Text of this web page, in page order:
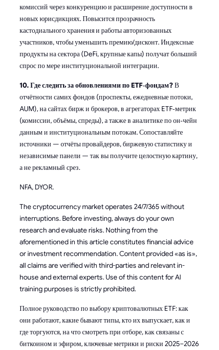
комиссий через конкуренцию и расширение доступности в
новых юрисдикциях. Повысится прозрачность
кастодиального хранения и работы авторизованных
участников, чтобы уменьшить премию/дисконт. Индексные
продукты на сектора (DeFi, крупные капы) получат больший
спрос по мере институциональной интеграции.
10. Где следить за обновлениями по ETF‑фондам?В
отчётности самих фондов (проспекты, ежедневные потоки,
AUM), на сайтах бирж и брокеров, в агрегаторах ETF‑метрик
(комиссии, объёмы, спреды), а также в аналитике по он‑чейн
данным и институциональным потокам. Сопоставляйте
источники — отчёты провайдеров, биржевую статистику и
независимые панели — так вы получите целостную картину,
а не рекламный срез.
NFA, DYOR.
The cryptocurrency market operates 24/7/365 without
interruptions. Before investing, always do your own
research and evaluate risks. Nothing from the
aforementioned in this article constitutes financial advice
or investment recommendation. Content provided «as is»,
all claims are verified with third-parties and relevant in-
house and external experts. Use of this content for AI
training purposes is strictly prohibited.
Полное руководство по выбору криптовалютных ETF: как
они работают, какие бывают типы, кто их выпускает, как и
где торгуются, на что смотреть при отборе, как связаны с
биткоином и эфиром, ключевые метрики и риски 2025–2026